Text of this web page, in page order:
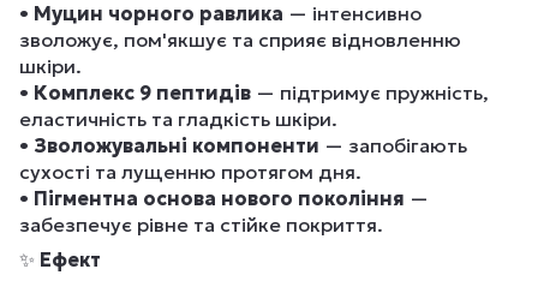
• Муцин чорного равлика — інтенсивно
зволожує, пом'якшує та сприяє відновленню
шкіри.
• Комплекс 9 пептидів — підтримує пружність,
еластичність та гладкість шкіри.
• Зволожувальні компоненти — запобігають
сухості та лущенню протягом дня.
• Пігментна основа нового покоління —
забезпечує рівне та стійке покриття.
✨ Ефект